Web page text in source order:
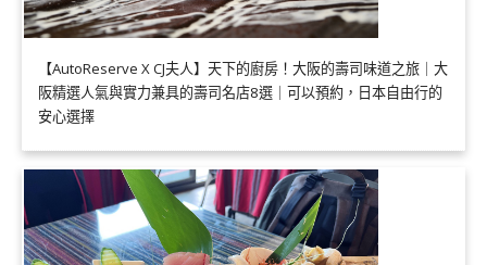
【AutoReserve X CJ夫人】天下的廚房！大阪的壽司味道之旅｜大
阪精選人氣與實力兼具的壽司名店8選｜可以預約，日本自由行的
安心選擇